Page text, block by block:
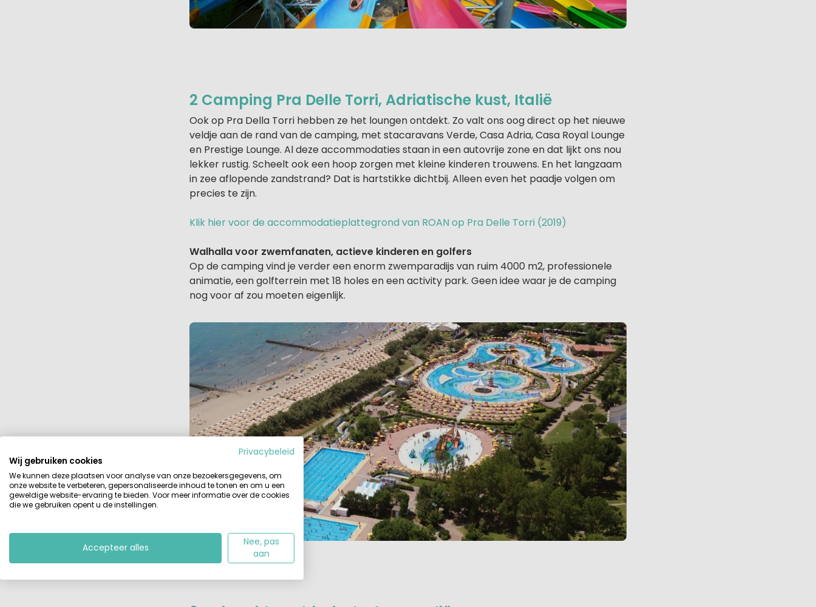
2 Camping Pra Delle Torri, Adriatische kust, Italië
Ook op Pra Della Torri hebben ze het loungen ontdekt. Zo valt ons oog direct op het nieuwe
veldje aan de rand van de camping, met stacaravans Verde, Casa Adria, Casa Royal Lounge
en Prestige Lounge. Al deze accommodaties staan in een autovrije zone en dat lijkt ons nou
lekker rustig. Scheelt ook een hoop zorgen met kleine kinderen trouwens. En het langzaam
in zee aflopende zandstrand? Dat is hartstikke dichtbij. Alleen even het paadje volgen om
precies te zijn.
Klik hier voor de accommodatieplattegrond van ROAN op Pra Delle Torri (2019)
Walhalla voor zwemfanaten, actieve kinderen en golfers
Op de camping vind je verder een enorm zwemparadijs van ruim 4000 m2, professionele
animatie, een golfterrein met 18 holes en een activity park. Geen idee waar je de camping
nog voor af zou moeten eigenlijk.
Privacybeleid
Wij gebruiken cookies
We kunnen deze plaatsen voor analyse van onze bezoekersgegevens, om
onze website te verbeteren, gepersonaliseerde inhoud te tonen en om u een
geweldige website-ervaring te bieden. Voor meer informatie over de cookies
die we gebruiken opent u de instellingen.
Accepteer alles
Nee, pas
aan